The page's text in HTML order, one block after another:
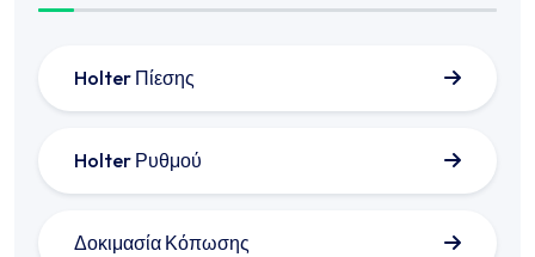
Holter Πίεσης
Holter Ρυθμού
Δοκιμασία Κόπωσης